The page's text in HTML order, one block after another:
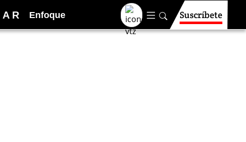
A R Enfoque Suscríbete